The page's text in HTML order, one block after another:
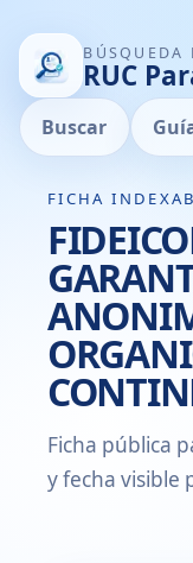
BÚSQUEDA
RUC
Buscar
FICHA
Ficha pública
y fecha visible